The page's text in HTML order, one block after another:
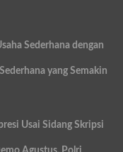
Sederhana dengan
yang Semakin
Usai Sidang Skripsi